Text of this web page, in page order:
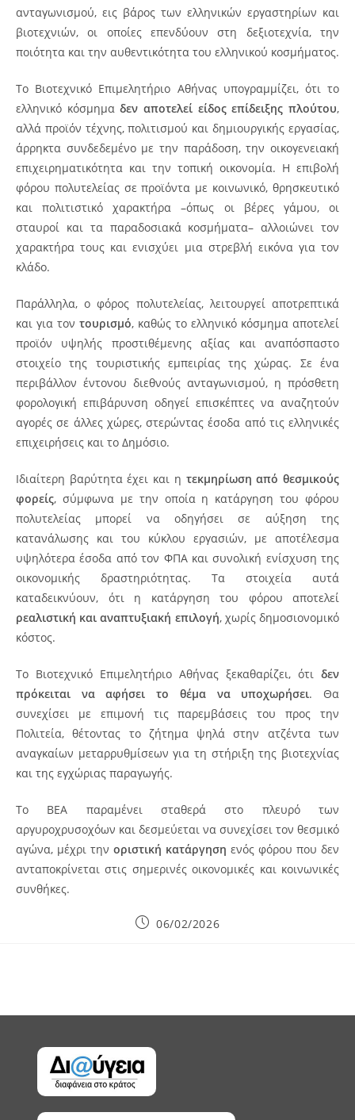
ανταγωνισμού, εις βάρος των ελληνικών εργαστηρίων και
βιοτεχνιών, οι οποίες επενδύουν στη δεξιοτεχνία, την
ποιότητα και την αυθεντικότητα του ελληνικού κοσμήματος.
Το Βιοτεχνικό Επιμελητήριο Αθήνας υπογραμμίζει, ότι το
ελληνικό κόσμημαδεν αποτελεί είδος επίδειξης πλούτου,
αλλά προϊόν τέχνης, πολιτισμού και δημιουργικής εργασίας,
άρρηκτα συνδεδεμένο με την παράδοση, την οικογενειακή
επιχειρηματικότητα και την τοπική οικονομία. Η επιβολή
φόρου πολυτελείας σε προϊόντα με κοινωνικό, θρησκευτικό
και πολιτιστικό χαρακτήρα –όπως οι βέρες γάμου, οι
σταυροί και τα παραδοσιακά κοσμήματα– αλλοιώνει τον
χαρακτήρα τους και ενισχύει μια στρεβλή εικόνα για τον
κλάδο.
Παράλληλα, ο φόρος πολυτελείας, λειτουργεί αποτρεπτικά
και για τον τουρισμό, καθώς το ελληνικό κόσμημα αποτελεί
προϊόν υψηλής προστιθέμενης αξίας και αναπόσπαστο
στοιχείο της τουριστικής εμπειρίας της χώρας. Σε ένα
περιβάλλον έντονου διεθνούς ανταγωνισμού, η πρόσθετη
φορολογική επιβάρυνση οδηγεί επισκέπτες να αναζητούν
αγορές σε άλλες χώρες, στερώντας έσοδα από τις ελληνικές
επιχειρήσεις και το Δημόσιο.
Ιδιαίτερη βαρύτητα έχει και η τεκμηρίωση από θεσμικούς
φορείς, σύμφωνα με την οποία η κατάργηση του φόρου
πολυτελείας μπορεί να οδηγήσει σε αύξηση της
κατανάλωσης και του κύκλου εργασιών, με αποτέλεσμα
υψηλότερα έσοδα από τον ΦΠΑ και συνολική ενίσχυση της
οικονομικής δραστηριότητας. Τα στοιχεία αυτά
καταδεικνύουν, ότι η κατάργηση του φόρου αποτελεί
ρεαλιστική και αναπτυξιακή επιλογή, χωρίς δημοσιονομικό
κόστος.
Το Βιοτεχνικό Επιμελητήριο Αθήνας ξεκαθαρίζει, ότι δεν
πρόκειται να αφήσει το θέμα να υποχωρήσει. Θα
συνεχίσει με επιμονή τις παρεμβάσεις του προς την
Πολιτεία, θέτοντας το ζήτημα ψηλά στην ατζέντα των
αναγκαίων μεταρρυθμίσεων για τη στήριξη της βιοτεχνίας
και της εγχώριας παραγωγής.
Το ΒΕΑ παραμένει σταθερά στο πλευρό των
αργυροχρυσοχόων και δεσμεύεται να συνεχίσει τον θεσμικό
αγώνα, μέχρι την οριστική κατάργηση ενός φόρου που δεν
ανταποκρίνεται στις σημερινές οικονομικές και κοινωνικές
συνθήκες.
Post06/02/2026